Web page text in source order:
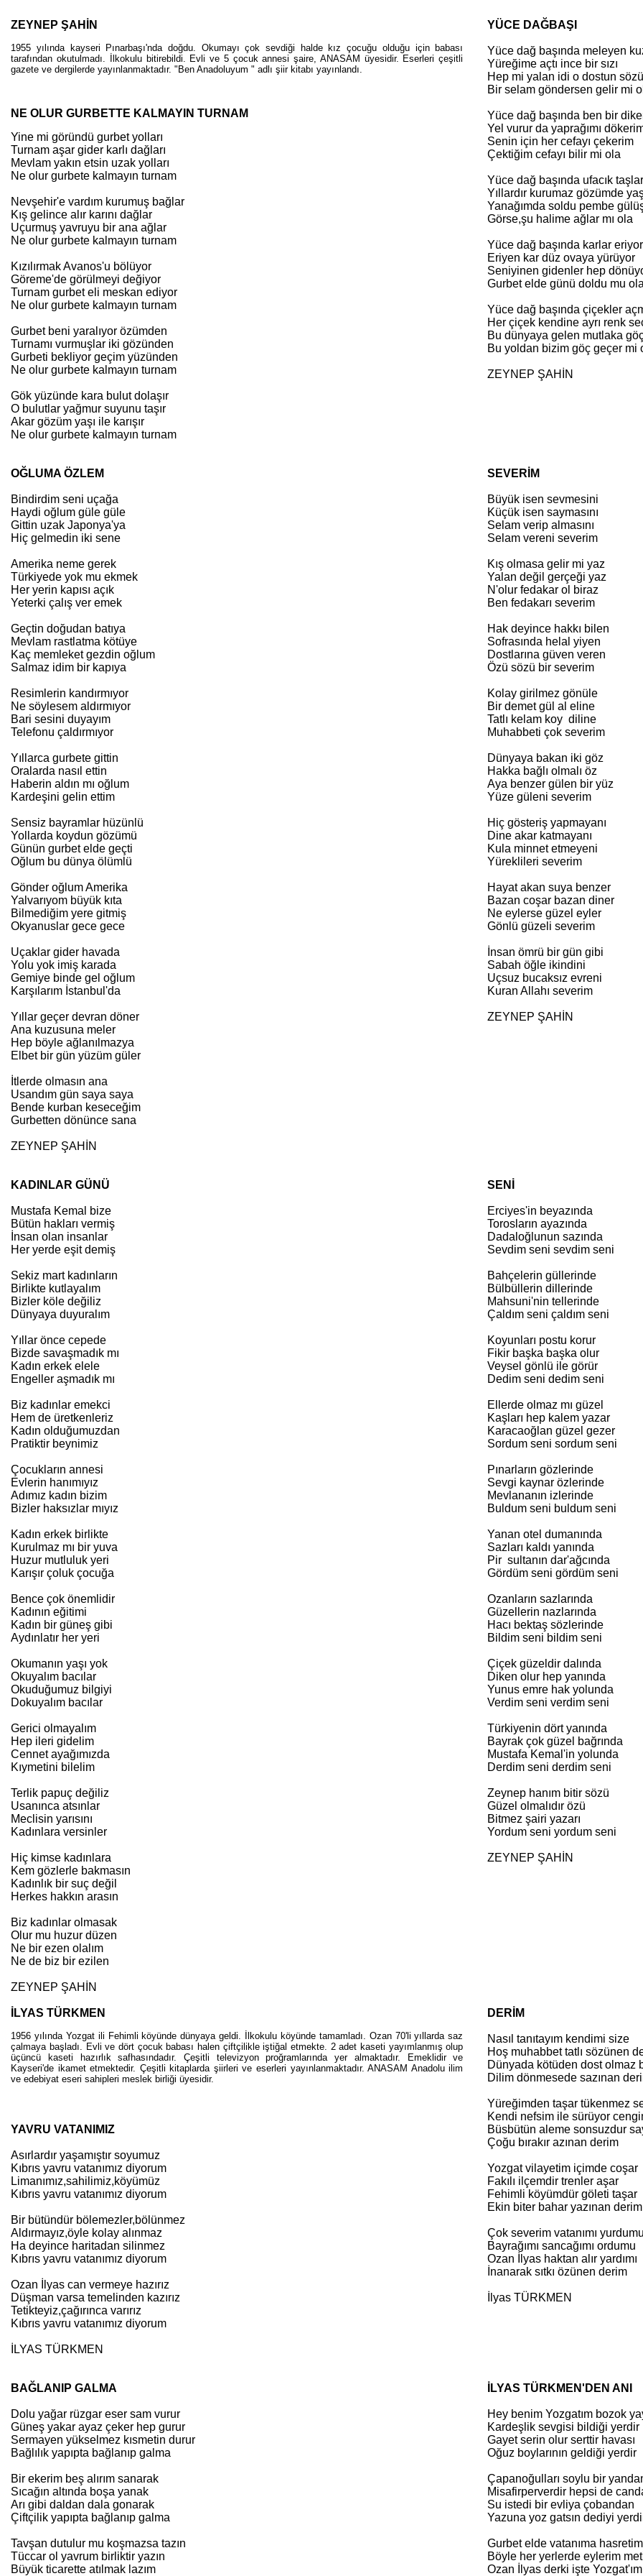
ZEYNEP ŞAHİN
1955 yılında kayseri Pınarbaşı'nda doğdu. Okumayı çok sevdiği halde kız çocuğu olduğu için babası
tarafından okutulmadı. İlkokulu bitirebildi. Evli ve 5 çocuk annesi şaire, ANASAM üyesidir. Eserleri çeşitli
gazete ve dergilerde yayınlanmaktadır. "Ben Anadoluyum " adlı şiir kitabı yayınlandı.
NE OLUR GURBETTE KALMAYIN TURNAM
Yine mi göründü gurbet yolları
Turnam aşar gider karlı dağları
Mevlam yakın etsin uzak yolları
Ne olur gurbete kalmayın turnam
Nevşehir'e vardım kurumuş bağlar
Kış gelince alır karını dağlar
Uçurmuş yavruyu bir ana ağlar
Ne olur gurbete kalmayın turnam
Kızılırmak Avanos'u bölüyor
Göreme'de görülmeyi değiyor
Turnam gurbet eli meskan ediyor
Ne olur gurbete kalmayın turnam
Gurbet beni yaralıyor özümden
Turnamı vurmuşlar iki gözünden
Gurbeti bekliyor geçim yüzünden
Ne olur gurbete kalmayın turnam
Gök yüzünde kara bulut dolaşır
O bulutlar yağmur suyunu taşır
Akar gözüm yaşı ile karışır
Ne olur gurbete kalmayın turnam
YÜCE DAĞBAŞI
Yüce dağ başında meleyen
Yüreğime açtı ince bir sızı
Hep mi yalan idi o dostun sözü
Bir selam göndersen gelir mi
Yüce dağ başında ben bir
Yel vurur da yaprağımı
Senin için her cefayı çekerim
Çektiğim cefayı bilir mi ola
Yüce dağ başında ufacık taşlar
Yıllardır kurumaz gözümde
Yanağımda soldu pembe
Görse,şu halime ağlar mı ola
Yüce dağ başında karlar eriyor
Eriyen kar düz ovaya yürüyor
Seniyinen gidenler hep
Gurbet elde günü doldu mu ola
Yüce dağ başında çiçekler
Her çiçek kendine ayrı renk
Bu dünyaya gelen mutlaka
Bu yoldan bizim göç geçer mi
ZEYNEP ŞAHİN
OĞLUMA ÖZLEM
Bindirdim seni uçağa
Haydi oğlum güle güle
Gittin uzak Japonya'ya
Hiç gelmedin iki sene
Amerika neme gerek
Türkiyede yok mu ekmek
Her yerin kapısı açık
Yeterki çalış ver emek
Geçtin doğudan batıya
Mevlam rastlatma kötüye
Kaç memleket gezdin oğlum
Salmaz idim bir kapıya
Resimlerin kandırmıyor
Ne söylesem aldırmıyor
Bari sesini duyayım
Telefonu çaldırmıyor
Yıllarca gurbete gittin
Oralarda nasıl ettin
Haberin aldın mı oğlum
Kardeşini gelin ettim
Sensiz bayramlar hüzünlü
Yollarda koydun gözümü
Günün gurbet elde geçti
Oğlum bu dünya ölümlü
Gönder oğlum Amerika
Yalvarıyom büyük kıta
Bilmediğim yere gitmiş
Okyanuslar gece gece
Uçaklar gider havada
Yolu yok imiş karada
Gemiye binde gel oğlum
Karşılarım İstanbul'da
Yıllar geçer devran döner
Ana kuzusuna meler
Hep böyle ağlanılmazya
Elbet bir gün yüzüm güler
İtlerde olmasın ana
Usandım gün saya saya
Bende kurban keseceğim
Gurbetten dönünce sana
ZEYNEP ŞAHİN
SEVERİM
Büyük isen sevmesini
Küçük isen saymasını
Selam verip almasını
Selam vereni severim
Kış olmasa gelir mi yaz
Yalan değil gerçeği yaz
N'olur fedakar ol biraz
Ben fedakarı severim
Hak deyince hakkı bilen
Sofrasında helal yiyen
Dostlarına güven veren
Özü sözü bir severim
Kolay girilmez gönüle
Bir demet gül al eline
Tatlı kelam koy diline
Muhabbeti çok severim
Dünyaya bakan iki göz
Hakka bağlı olmalı öz
Aya benzer gülen bir yüz
Yüze güleni severim
Hiç gösteriş yapmayanı
Dine akar katmayanı
Kula minnet etmeyeni
Yüreklileri severim
Hayat akan suya benzer
Bazan coşar bazan diner
Ne eylerse güzel eyler
Gönlü güzeli severim
İnsan ömrü bir gün gibi
Sabah öğle ikindini
Uçsuz bucaksız evreni
Kuran Allahı severim
ZEYNEP ŞAHİN
KADINLAR GÜNÜ
Mustafa Kemal bize
Bütün hakları vermiş
İnsan olan insanlar
Her yerde eşit demiş
Sekiz mart kadınların
Birlikte kutlayalım
Bizler köle değiliz
Dünyaya duyuralım
Yıllar önce cepede
Bizde savaşmadık mı
Kadın erkek elele
Engeller aşmadık mı
Biz kadınlar emekci
Hem de üretkenleriz
Kadın olduğumuzdan
Pratiktir beynimiz
Çocukların annesi
Evlerin hanımıyız
Adımız kadın bizim
Bizler haksızlar mıyız
Kadın erkek birlikte
Kurulmaz mı bir yuva
Huzur mutluluk yeri
Karışır çoluk çocuğa
Bence çok önemlidir
Kadının eğitimi
Kadın bir güneş gibi
Aydınlatır her yeri
Okumanın yaşı yok
Okuyalım bacılar
Okuduğumuz bilgiyi
Dokuyalım bacılar
Gerici olmayalım
Hep ileri gidelim
Cennet ayağımızda
Kıymetini bilelim
Terlik papuç değiliz
Usanınca atsınlar
Meclisin yarısını
Kadınlara versinler
Hiç kimse kadınlara
Kem gözlerle bakmasın
Kadınlık bir suç değil
Herkes hakkın arasın
Biz kadınlar olmasak
Olur mu huzur düzen
Ne bir ezen olalım
Ne de biz bir ezilen
ZEYNEP ŞAHİN
SENİ
Erciyes'in beyazında
Torosların ayazında
Dadaloğlunun sazında
Sevdim seni sevdim seni
Bahçelerin güllerinde
Bülbüllerin dillerinde
Mahsuni'nin tellerinde
Çaldım seni çaldım seni
Koyunları postu korur
Fikir başka başka olur
Veysel gönlü ile görür
Dedim seni dedim seni
Ellerde olmaz mı güzel
Kaşları hep kalem yazar
Karacaoğlan güzel gezer
Sordum seni sordum seni
Pınarların gözlerinde
Sevgi kaynar özlerinde
Mevlananın izlerinde
Buldum seni buldum seni
Yanan otel dumanında
Sazları kaldı yanında
Pir sultanın dar'ağcında
Gördüm seni gördüm seni
Ozanların sazlarında
Güzellerin nazlarında
Hacı bektaş sözlerinde
Bildim seni bildim seni
Çiçek güzeldir dalında
Diken olur hep yanında
Yunus emre hak yolunda
Verdim seni verdim seni
Türkiyenin dört yanında
Bayrak çok güzel bağrında
Mustafa Kemal'in yolunda
Derdim seni derdim seni
Zeynep hanım bitir sözü
Güzel olmalıdır özü
Bitmez şairi yazarı
Yordum seni yordum seni
ZEYNEP ŞAHİN
İLYAS TÜRKMEN
1956 yılında Yozgat ili Fehimli köyünde dünyaya geldi. İlkokulu köyünde tamamladı. Ozan 70'li yıllarda saz
çalmaya başladı. Evli ve dört çocuk babası halen çiftçilikle iştiğal etmekte. 2 adet kaseti yayımlanmış olup
üçüncü kaseti hazırlık safhasındadır. Çeşitli televizyon proğramlarında yer almaktadır. Emeklidir ve
Kayseri'de ikamet etmektedir. Çeşitli kitaplarda şiirleri ve eserleri yayınlanmaktadır. ANASAM Anadolu ilim
ve edebiyat eseri sahipleri meslek birliği üyesidir.
YAVRU VATANIMIZ
Asırlardır yaşamıştır soyumuz
Kıbrıs yavru vatanımız diyorum
Limanımız,sahilimiz,köyümüz
Kıbrıs yavru vatanımız diyorum
Bir bütündür bölemezler,bölünmez
Aldırmayız,öyle kolay alınmaz
Ha deyince haritadan silinmez
Kıbrıs yavru vatanımız diyorum
Ozan İlyas can vermeye hazırız
Düşman varsa temelinden kazırız
Tetikteyiz,çağırınca varırız
Kıbrıs yavru vatanımız diyorum
İLYAS TÜRKMEN
DERİM
Nasıl tanıtayım kendimi size
Hoş muhabbet tatlı sözünen
Dünyada kötüden dost olmaz
Dilim dönmesede sazınan
Yüreğimden taşar tükenmez
Kendi nefsim ile sürüyor
Büsbütün aleme sonsuzdur
Çoğu bırakır azınan derim
Yozgat vilayetim içimde coşar
Fakılı ilçemdir trenler aşar
Fehimli köyümdür göleti taşar
Ekin biter bahar yazınan derim
Çok severim vatanımı yurdumu
Bayrağımı sancağımı ordumu
Ozan İlyas haktan alır yardımı
İnanarak sıtkı özünen derim
İlyas TÜRKMEN
BAĞLANIP GALMA
Dolu yağar rüzgar eser sam vurur
Güneş yakar ayaz çeker hep gurur
Sermayen yükselmez kısmetin durur
Bağlılık yapıpta bağlanıp galma
Bir ekerim beş alırım sanarak
Sıcağın altında boşa yanak
Arı gibi daldan dala gonarak
Çiftçilik yapıpta bağlanıp galma
Tavşan dutulur mu koşmazsa tazın
Tüccar ol yavrum birliktir yazın
Büyük ticarette atılmak lazım
İLYAS TÜRKMEN'DEN ANI
Hey benim Yozgatım bozok
Kardeşlik sevgisi bildiği yerdir
Gayet serin olur serttir havası
Oğuz boylarının geldiği yerdir
Çapanoğulları soylu bir
Misafirperverdir hepsi de
Su istedi bir evliya çobandan
Yazuna yoz gatsın dediyi
Gurbet elde vatanıma hasretim
Böyle her yerlerde eylerim
Ozan İlyas derki işte Yozgat'ım